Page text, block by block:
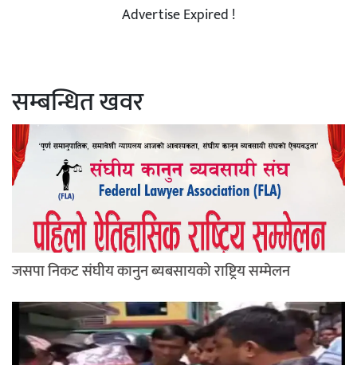
Advertise Expired !
सम्बन्धित खवर
जसपा निकट संघीय कानुन ब्यबसायको राष्ट्रिय सम्मेलन